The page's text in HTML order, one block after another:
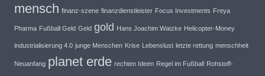
mensch finanz-szene finanzdienstleister Focus Investments Freya
Pharma Fußball Geld Geld gold Hans Joachim Watzke Helicopter-Money
industrialisierung 4.0 junge Menschen Krise Lebenslust letzte rettung menschheit
Neuanfang planet erde rechten Ideen Regel im Fußball Rohstoff-